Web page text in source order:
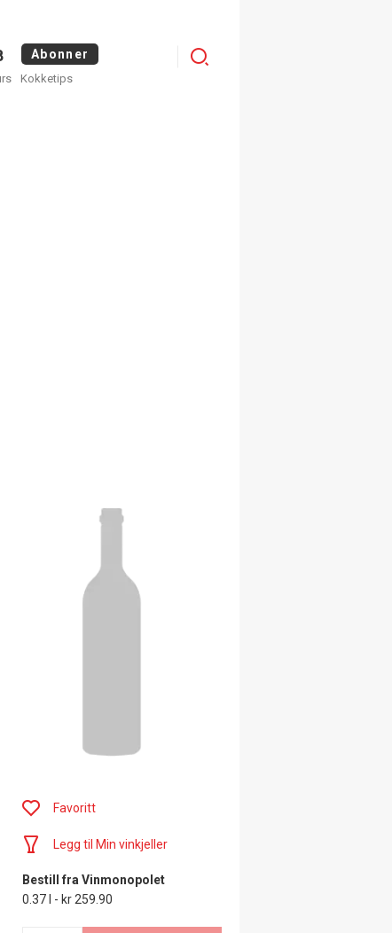
Abonner
Kokketips
Menu
Favoritt
Legg til Min vinkjeller
Bestill fra Vinmonopolet
0.37 l - kr 259.90